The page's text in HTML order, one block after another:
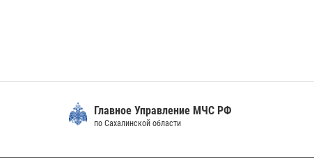
Главное Управление МЧС РФ
по Сахалинской области